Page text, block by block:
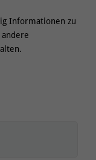
Informationen zu